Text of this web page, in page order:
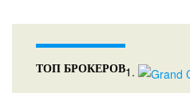
ТОП БРОКЕРОВ1.